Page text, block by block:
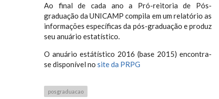
Ao final de cada ano a Pró-reitoria de Pós-
graduação da UNICAMP compila em um relatório as
informações específicas da pós-graduação e produz
seu anuário estatístico.
O anuário estátístico 2016 (base 2015) encontra-
se disponível no site da PRPG
posgraduacao